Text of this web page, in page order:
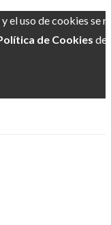
el uso de cookies se
de Cookies